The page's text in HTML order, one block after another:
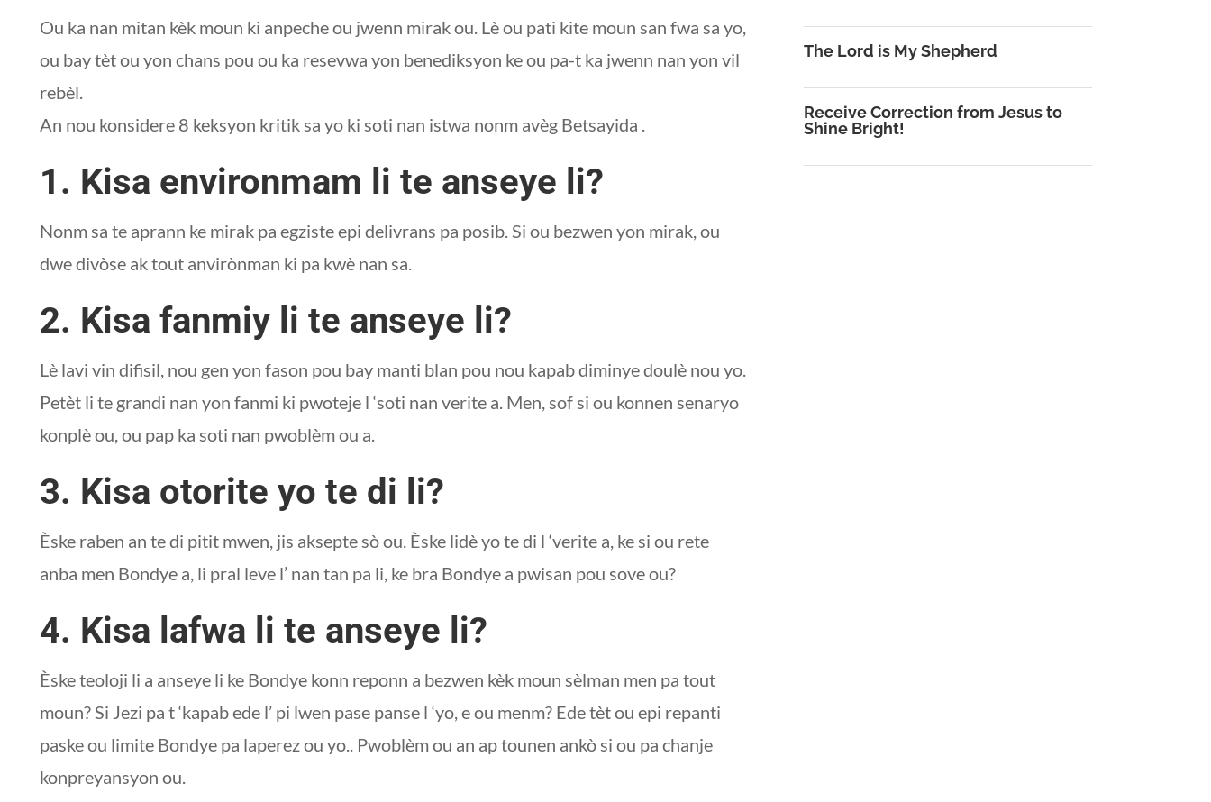
Ou ka nan mitan kèk moun ki anpeche ou jwenn mirak ou. Lè ou pati kite moun san fwa sa yo,
ou bay tèt ou yon chans pou ou ka resevwa yon benediksyon ke ou pa-t ka jwenn nan yon vil
rebèl.
An nou konsidere 8 keksyon kritik sa yo ki soti nan istwa nonm avèg Betsayida .
1. Kisa environmam li te anseye li?
Nonm sa te aprann ke mirak pa egziste epi delivrans pa posib. Si ou bezwen yon mirak, ou
dwe divòse ak tout anvirònman ki pa kwè nan sa.
2. Kisa fanmiy li te anseye li?
Lè lavi vin difisil, nou gen yon fason pou bay manti blan pou nou kapab diminye doulè nou yo.
Petèt li te grandi nan yon fanmi ki pwoteje l ‘soti nan verite a. Men, sof si ou konnen senaryo
konplè ou, ou pap ka soti nan pwoblèm ou a.
3. Kisa otorite yo te di li?
Èske raben an te di pitit mwen, jis aksepte sò ou. Èske lidè yo te di l ‘verite a, ke si ou rete
anba men Bondye a, li pral leve l’ nan tan pa li, ke bra Bondye a pwisan pou sove ou?
4. Kisa lafwa li te anseye li?
Èske teoloji li a anseye li ke Bondye konn reponn a bezwen kèk moun sèlman men pa tout
moun? Si Jezi pa t ‘kapab ede l’ pi lwen pase panse l ‘yo, e ou menm? Ede tèt ou epi repanti
paske ou limite Bondye pa laperez ou yo.. Pwoblèm ou an ap tounen ankò si ou pa chanje
konpreyansyon ou.
The Lord is My Shepherd
Receive Correction from Jesus to
Shine Bright!